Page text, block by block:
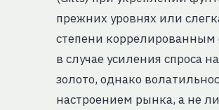
прежних уровнях или
степени
в случае усиления спроса
золото, однако
настроением рынка, а не